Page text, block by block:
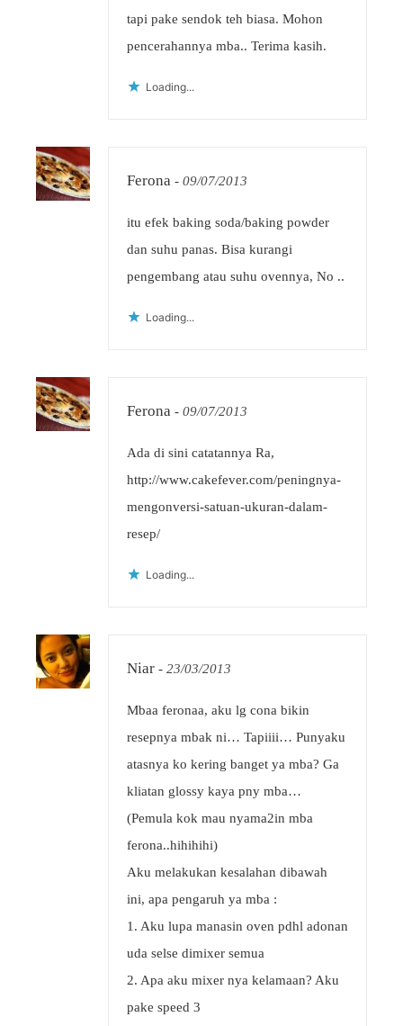
tapi pake sendok teh biasa. Mohon
pencerahannya mba.. Terima kasih.
Loading...
Ferona - 09/07/2013
itu efek baking soda/baking powder
dan suhu panas. Bisa kurangi
pengembang atau suhu ovennya, No ..
Loading...
Ferona - 09/07/2013
Ada di sini catatannya Ra,
http://www.cakefever.com/peningnya-
mengonversi-satuan-ukuran-dalam-
resep/
Loading...
Niar - 23/03/2013
Mbaa feronaa, aku lg cona bikin
resepnya mbak ni… Tapiiii… Punyaku
atasnya ko kering banget ya mba? Ga
kliatan glossy kaya pny mba…
(Pemula kok mau nyama2in mba
ferona..hihihihi)
Aku melakukan kesalahan dibawah
ini, apa pengaruh ya mba :
1. Aku lupa manasin oven pdhl adonan
uda selse dimixer semua
2. Apa aku mixer nya kelamaan? Aku
pake speed 3